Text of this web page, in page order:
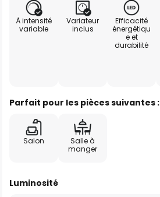
À intensité
variable
Variateur
inclus
Efficacité
énergétiqu
e et
durabilité
Parfait pour les pièces suivantes :
Salon
Salle à
manger
Luminosité